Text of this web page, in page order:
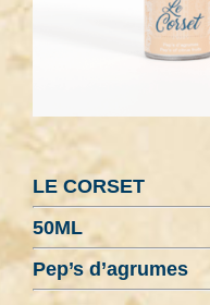
LE CORSET
50ML
Pep’s d’agrumes